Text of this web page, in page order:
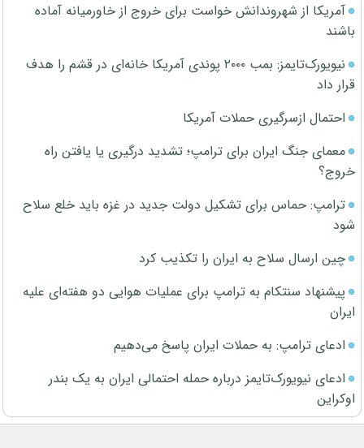
آمریکا از شهروندانش خواست برای خروج از خاورمیانه آماده
باشند
نیویورک‌تایمز: بمب ۲۰۰۰ پوندی آمریکا خانه‌ای در قشم را هدف
قرار داد
احتمال ازسرگیری حملات آمریکا
معمای جنگ ایران برای ترامپ؛ تشدید درگیری یا یافتن راه
خروج؟
ترامپ: حماس برای تشکیل دولت جدید در غزه باید خلع سلاح
شود
چین ارسال سلاح به ایران را تکذیب کرد
پیشنهاد سنتکام به ترامپ برای عملیات هوایی دو هفته‌ای علیه
ایران
ادعای ترامپ: به حملات ایران پاسخ می‌دهیم
ادعای نیویورک‌تایمز درباره حمله احتمالی ایران به یک بندر
اوکراین